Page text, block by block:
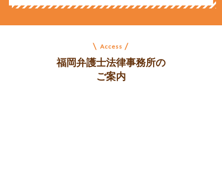
Access
福岡弁護士法律事務所の
ご案内